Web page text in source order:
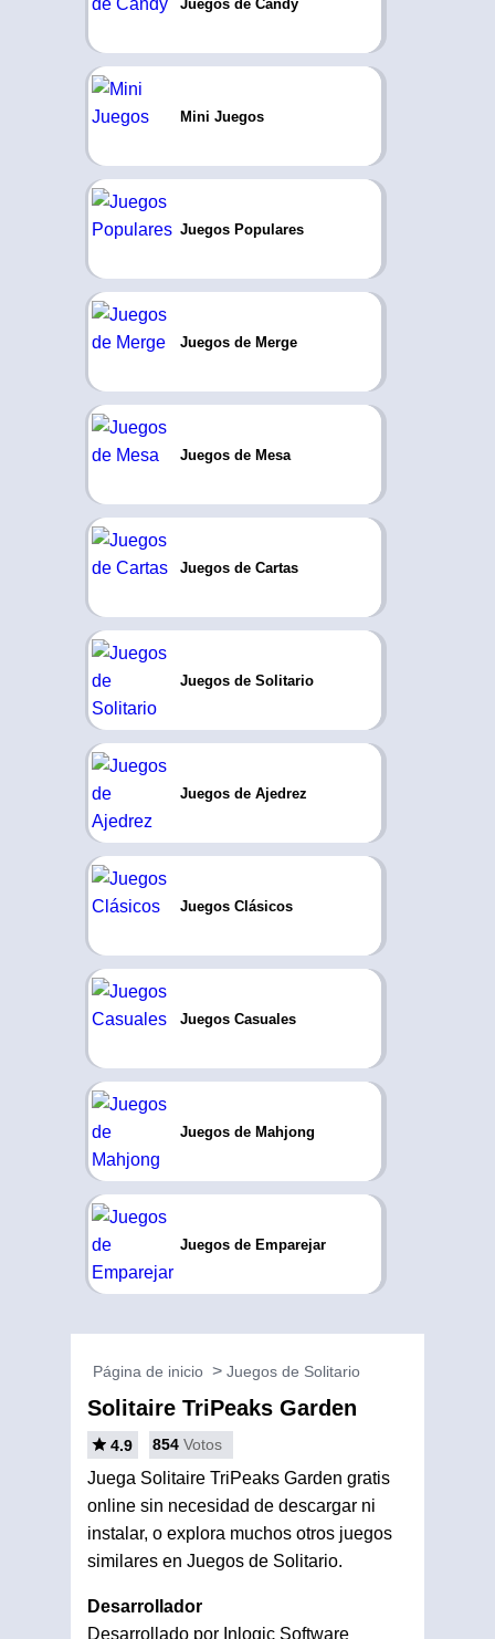
Juegos de Candy
Mini Juegos
Juegos Populares
Juegos de Merge
Juegos de Mesa
Juegos de Cartas
Juegos de Solitario
Juegos de Ajedrez
Juegos Clásicos
Juegos Casuales
Juegos de Mahjong
Juegos de Emparejar
Página de inicio Juegos de Solitario
Solitaire TriPeaks Garden
4.9 854 Votos
Juega Solitaire TriPeaks Garden gratis
online sin necesidad de descargar ni
instalar, o explora muchos otros juegos
similares en Juegos de Solitario.
Desarrollador
Desarrollado por Inlogic Software